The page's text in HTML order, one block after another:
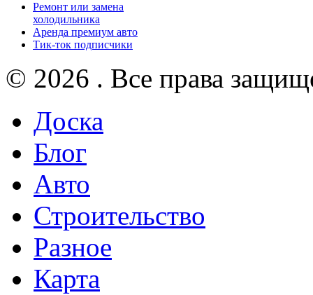
Ремонт или замена
холодильника
Аренда премиум авто
Тик-ток подписчики
© 2026 . Все права
Доска
Блог
Авто
Строительство
Разное
Карта